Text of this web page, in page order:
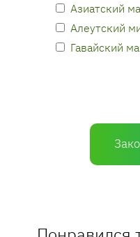
Азиатский
Алеутский
Гавайский